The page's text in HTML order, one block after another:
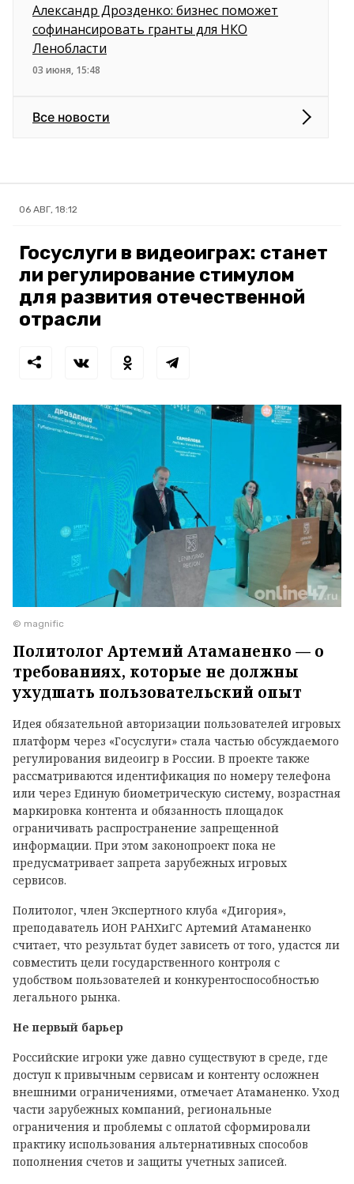
Александр Дрозденко: бизнес поможет
софинансировать гранты для НКО
Ленобласти
03 июня, 15:48
Все новости
06 АВГ, 18:12
Госуслуги в видеоиграх: станет
ли регулирование стимулом
для развития отечественной
отрасли
© magnific
Политолог Артемий Атаманенко — о
требованиях, которые не должны
ухудшать пользовательский опыт
Идея обязательной авторизации пользователей игровых
платформ через «Госуслуги» стала частью обсуждаемого
регулирования видеоигр в России. В проекте также
рассматриваются идентификация по номеру телефона
или через Единую биометрическую систему, возрастная
маркировка контента и обязанность площадок
ограничивать распространение запрещенной
информации. При этом законопроект пока не
предусматривает запрета зарубежных игровых
сервисов.
Политолог, член Экспертного клуба «Дигория»,
преподаватель ИОН РАНХиГС Артемий Атаманенко
считает, что результат будет зависеть от того, удастся ли
совместить цели государственного контроля с
удобством пользователей и конкурентоспособностью
легального рынка.
Не первый барьер
Российские игроки уже давно существуют в среде, где
доступ к привычным сервисам и контенту осложнен
внешними ограничениями, отмечает Атаманенко. Уход
части зарубежных компаний, региональные
ограничения и проблемы с оплатой сформировали
практику использования альтернативных способов
пополнения счетов и защиты учетных записей.